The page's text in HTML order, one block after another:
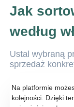
Jak
według
Ustal wybraną
sprzedaż
Na platformie
kolejności. Dzięki